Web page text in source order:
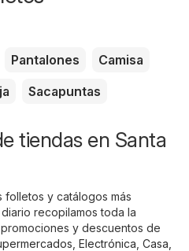
Pantalones
Camisa
Sacapuntas
tiendas en Santa
folletos y catálogos más
recopilamos toda la
y descuentos de
Electrónica Casa,